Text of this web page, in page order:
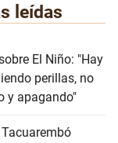
leídas
El Niño: "Hay
perillas, no
y apagando"